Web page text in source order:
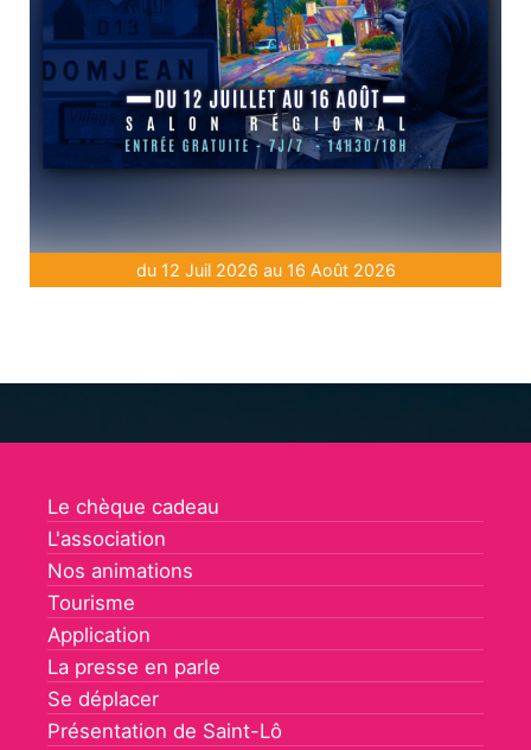
du 12 Juil 2026 au 16 Août 2026
Le chèque cadeau
L'association
Nos animations
Tourisme
Application
La presse en parle
Se déplacer
Présentation de Saint-Lô